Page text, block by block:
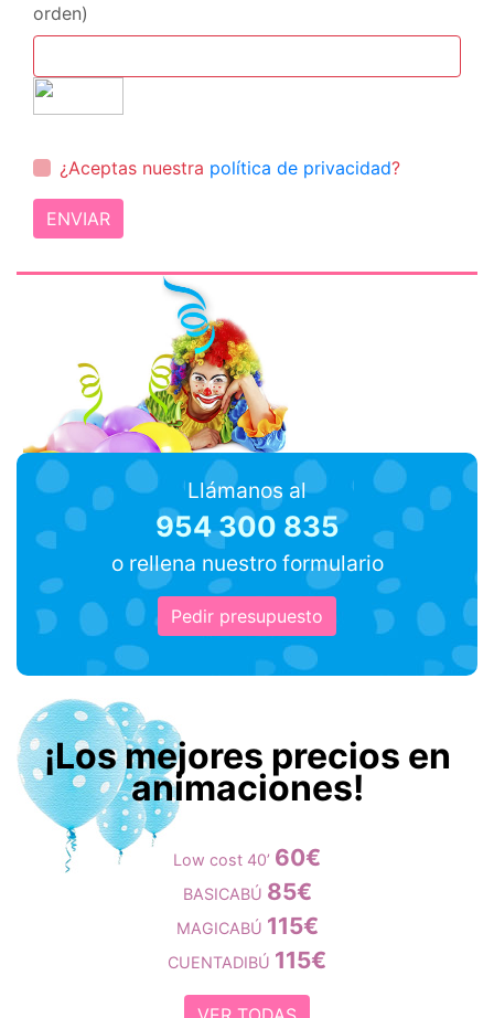
orden)
¿Aceptas nuestra política de privacidad?
ENVIAR
Llámanos al
954 300 835
o rellena nuestro formulario
Pedir presupuesto
¡Los mejores precios en
animaciones!
Low cost 40’ 60€
BASICABÚ 85€
MAGICABÚ 115€
CUENTADIBÚ 115€